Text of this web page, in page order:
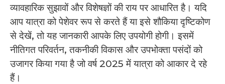
व्यावहारिक सुझावों और विशेषज्ञों की राय पर आधारित है। यदि
आप यात्रा को पेशेवर रूप से करते हैं या इसे शौकिया दृष्टिकोण
से देखें, तो यह जानकारी आपके लिए उपयोगी होगी। इसमें
नीतिगत परिवर्तन, तकनीकी विकास और उपभोक्ता पसंदों को
उजागर किया गया है जो वर्ष 2025 में यात्रा को आकार दे रहे
हैं।